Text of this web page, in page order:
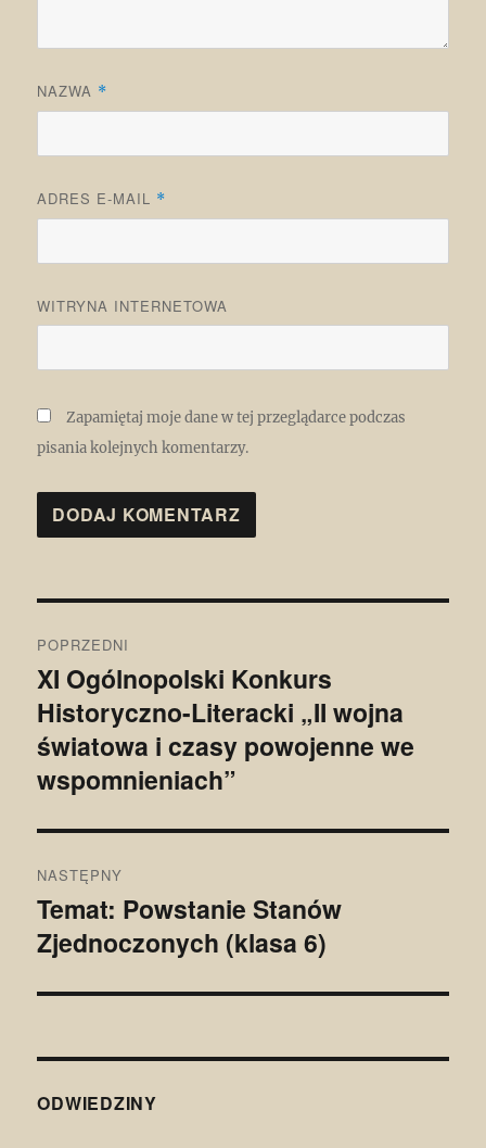
NAZWA *
ADRES E-MAIL *
WITRYNA INTERNETOWA
Zapamiętaj moje dane w tej przeglądarce podczas
pisania kolejnych komentarzy.
wpisu
POPRZEDNI
Poprzedni
wpis:
XI Ogólnopolski Konkurs
Historyczno-Literacki „II wojna
światowa i czasy powojenne we
wspomnieniach”
NASTĘPNY
Następny
wpis:
Temat: Powstanie Stanów
Zjednoczonych (klasa 6)
ODWIEDZINY